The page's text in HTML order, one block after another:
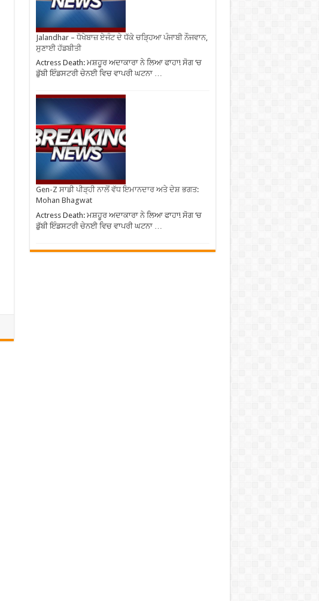
Jalandhar – ਧੋਖੇਬਾਜ਼ ਏਜੰਟ ਦੇ ਧੱਕੇ ਚੜ੍ਹਿਆ ਪੰਜਾਬੀ ਨੌਜਵਾਨ,
ਸੁਣਾਈ ਹੱਡਬੀਤੀ
Actress Death: ਮਸ਼ਹੂਰ ਅਦਾਕਾਰਾ ਨੇ ਲਿਆ ਫਾਹਾ! ਸੋਗ ‘ਚ
ਡੁੱਬੀ ਇੰਡਸਟਰੀ ਚੇਨਈ ਵਿਚ ਵਾਪਰੀ ਘਟਨਾ …
Gen-Z ਸਾਡੀ ਪੀੜ੍ਹੀ ਨਾਲੋਂ ਵੱਧ ਇਮਾਨਦਾਰ ਅਤੇ ਦੇਸ਼ ਭਗਤ:
Mohan Bhagwat
Actress Death: ਮਸ਼ਹੂਰ ਅਦਾਕਾਰਾ ਨੇ ਲਿਆ ਫਾਹਾ! ਸੋਗ ‘ਚ
ਡੁੱਬੀ ਇੰਡਸਟਰੀ ਚੇਨਈ ਵਿਚ ਵਾਪਰੀ ਘਟਨਾ …